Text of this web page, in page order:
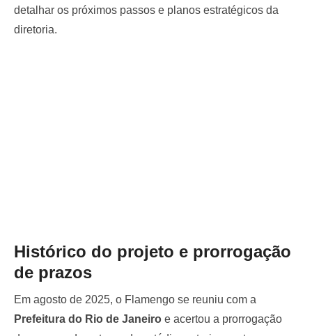
detalhar os próximos passos e planos estratégicos da
diretoria.
Histórico do projeto e prorrogação
de prazos
Em agosto de 2025, o Flamengo se reuniu com a
Prefeitura do Rio de Janeiro e acertou a prorrogação